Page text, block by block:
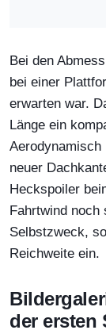
Bei den
bei einer
erwarten war.
Länge ein
Aerodynamisch
neuer
Heckspoiler
Fahrtwind noch
Selbstzweck,
Reichweite ein.
der ersten